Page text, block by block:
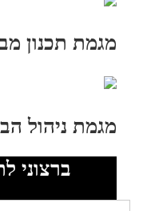
מגמת תכנון
מגמת ניהול
ברצוני